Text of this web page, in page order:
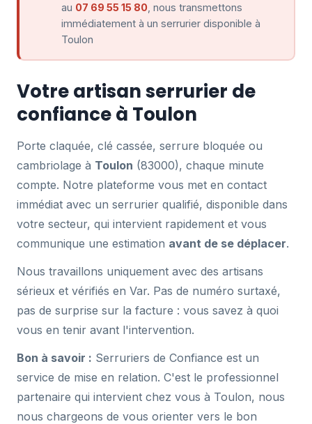
au 07 69 55 15 80 , nous transmettons
immédiatement à un serrurier disponible à
Toulon
Votre artisan serrurier de
confiance à Toulon
Porte claquée, clé cassée, serrure bloquée ou
cambriolage à Toulon (83000), chaque minute
compte. Notre plateforme vous met en contact
immédiat avec un serrurier qualifié, disponible dans
votre secteur, qui intervient rapidement et vous
communique une estimation avant de se déplacer.
Nous travaillons uniquement avec des artisans
sérieux et vérifiés en Var. Pas de numéro surtaxé,
pas de surprise sur la facture : vous savez à quoi
vous en tenir avant l'intervention.
Bon à savoir : Serruriers de Confiance est un
service de mise en relation. C'est le professionnel
partenaire qui intervient chez vous à Toulon, nous
nous chargeons de vous orienter vers le bon